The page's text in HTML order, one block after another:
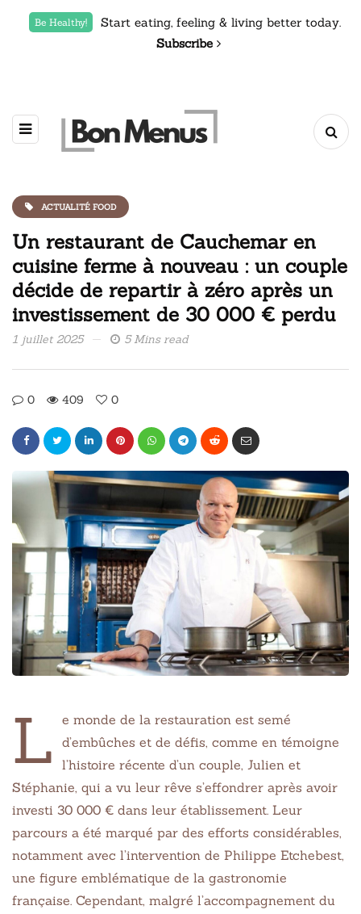
Be Healthy!
Start eating, feeling & living better today.
Subscribe
ACTUALITÉ FOOD
Un restaurant de Cauchemar en
cuisine ferme à nouveau : un couple
décide de repartir à zéro après un
investissement de 30 000 € perdu
1 juillet 2025 5 Mins read
0 409 0
L
e monde de la restauration est semé
d’embûches et de défis, comme en témoigne
l’histoire récente d’un couple, Julien et
Stéphanie, qui a vu leur rêve s’effondrer après avoir
investi 30 000 € dans leur établissement. Leur
parcours a été marqué par des efforts considérables,
notamment avec l’intervention de Philippe Etchebest,
une figure emblématique de la gastronomie
française. Cependant, malgré l’accompagnement du